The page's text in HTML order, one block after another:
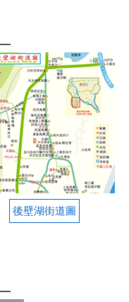
後壁湖街道圖